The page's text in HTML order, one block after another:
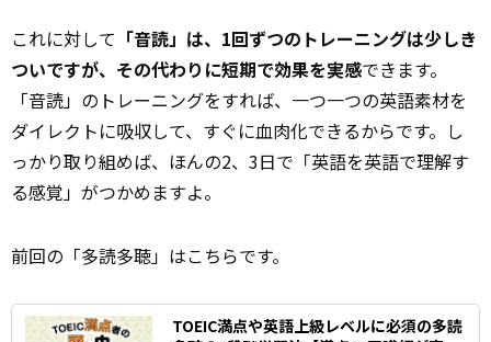
これに対して 「音読」は、1回ずつのトレーニングは少しき
ついですが、その代わりに短期で効果を実感できます。
「音読」のトレーニングをすれば、一つ一つの英語素材を
ダイレクトに吸収して、すぐに血肉化できるからです。し
っかり取り組めば、ほんの2、3日で「英語を英語で理解す
る感覚」がつかめますよ。
前回の「多読多聴」はこちらです。
TOEIC満点や英語上級レベルに必須の多読